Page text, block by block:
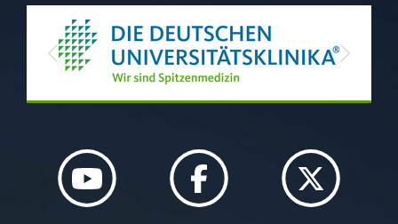
Previous Next